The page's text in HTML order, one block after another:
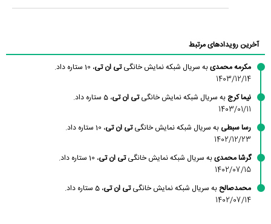
آخرین رویدادهای مرتبط
مکرمه محمدیبه سریال شبکه نمایش خانگیتی ان تی، 10 ستاره داد.
1403/12/14
نیما کرج به سریال شبکه نمایش خانگیتی ان تی، 5 ستاره داد.
1403/01/11
رسا سبطی به سریال شبکه نمایش خانگیتی ان تی، 10 ستاره داد.
1402/12/23
گرشا محمدیبه سریال شبکه نمایش خانگیتی ان تی، 10 ستاره داد.
1402/07/15
محمدصالح به سریال شبکه نمایش خانگیتی ان تی، 5 ستاره داد.
1402/07/14